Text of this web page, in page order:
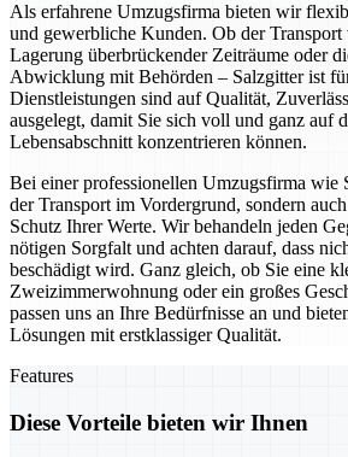
Als erfahrene Umzugsfirma bieten wir
und gewerbliche Kunden. Ob der
Lagerung überbrückender Zeiträume oder
Abwicklung mit Behörden – Salzgitter ist
Dienstleistungen sind auf Qualität,
ausgelegt, damit Sie sich voll und ganz auf
Lebensabschnitt konzentrieren können.
Bei einer professionellen Umzugsfirma wie
der Transport im Vordergrund, sondern
Schutz Ihrer Werte. Wir behandeln jeden
nötigen Sorgfalt und achten darauf, dass
beschädigt wird. Ganz gleich, ob Sie eine
Zweizimmerwohnung oder ein großes
passen uns an Ihre Bedürfnisse an und
Lösungen mit erstklassiger Qualität.
Features
Diese Vorteile bieten wir Ihnen